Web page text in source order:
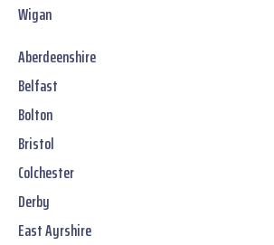
Wigan
Aberdeenshire
Belfast
Bolton
Bristol
Colchester
Derby
East Ayrshire